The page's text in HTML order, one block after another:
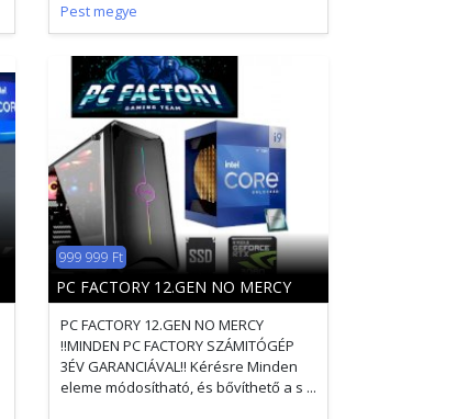
Pest megye
999 999 Ft
PC FACTORY 12.GEN NO MERCY
PC FACTORY 12.GEN NO MERCY
!!MINDEN PC FACTORY SZÁMITÓGÉP
3ÉV GARANCIÁVAL!! Kérésre Minden
eleme módosítható, és bővíthető a s ...